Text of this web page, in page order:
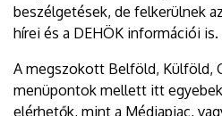
beszélgetések, de felkerülnek
hírei és a DEHÖK információi is.
A megszokott Belföld, Külföld,
menüpontok mellett itt
elérhetők, mint a Médiapiac,